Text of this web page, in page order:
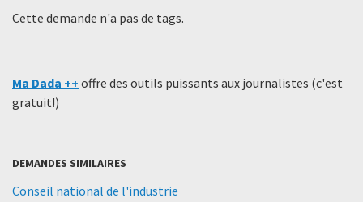
Cette demande n'a pas de tags.
Ma Dada ++ offre des outils puissants aux journalistes (c'est
gratuit!)
DEMANDES SIMILAIRES
Conseil national de l'industrie